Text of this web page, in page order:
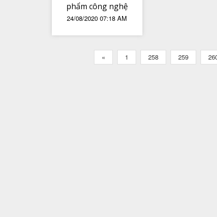
phẩm công nghệ
giảm sập sàn tại
Tiki vào 25/08 và
26/08
24/08/2020 07:18 AM
« 1 258 259